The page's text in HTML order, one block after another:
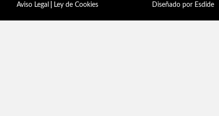
Aviso Legal
Ley de Cookies Diseñado por Esdide